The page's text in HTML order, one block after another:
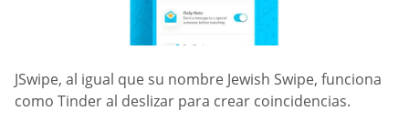
JSwipe, al igual que su nombre Jewish Swipe, funciona
como Tinder al deslizar para crear coincidencias.